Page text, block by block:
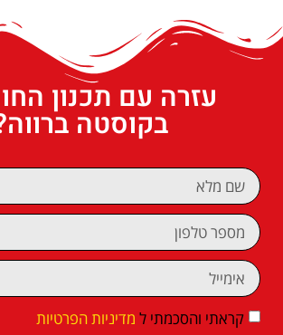
עזרה עם תכנון
בקוסטה
קראתי והסכמתי ל מדיניות הפרטיות